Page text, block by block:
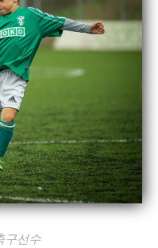
구선수